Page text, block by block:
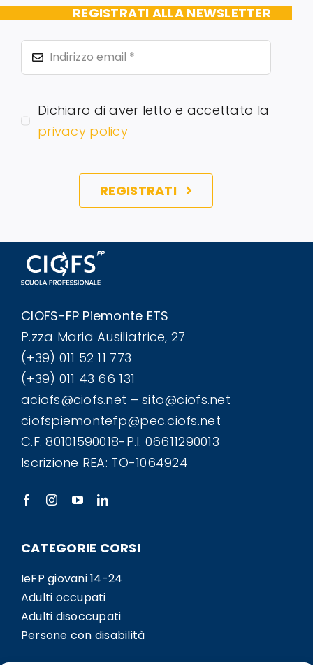
REGISTRATI ALLA NEWSLETTER
Dichiaro di aver letto e accettato la
privacy policy
REGISTRATI
CIOFS-FP Piemonte ETS
P.zza Maria Ausiliatrice, 27
(+39) 011 52 11 773
(+39) 011 43 66 131
aciofs@ciofs.net – sito@ciofs.net
ciofspiemontefp@pec.ciofs.net
C.F. 80101590018-P.I. 06611290013
Iscrizione REA: TO-1064924
CATEGORIE CORSI
IeFP giovani 14-24
Adulti occupati
Adulti disoccupati
Persone con disabilità